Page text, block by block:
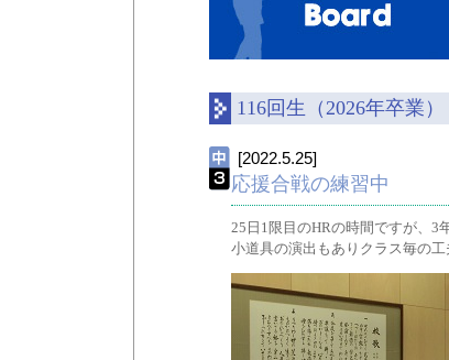
116回生（2026年卒業）
[2022.5.25]
応援合戦の練習中
25日1限目のHRの時間ですが、3
小道具の演出もありクラス毎の